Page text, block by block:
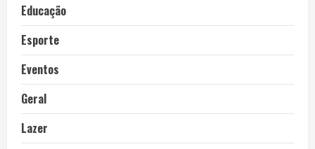
Educação
Esporte
Eventos
Geral
Lazer